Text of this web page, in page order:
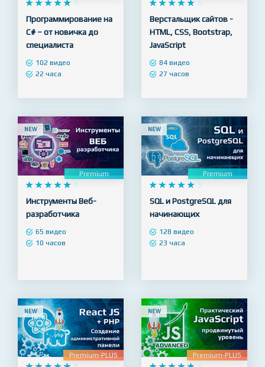

  
    5
Программирование на
C# – от новичка до
специалиста
    
     5
Верстальщик сайтов -
HTML, CSS, Bootstrap,
JavaScript
NEW
Premium
    
     5
Инструменты Веб-
разработчика
NEW
Premium
    
     5
SQL и PostgreSQL для
начинающих
NEW NEW